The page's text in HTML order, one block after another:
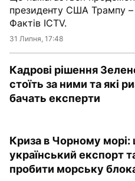
президенту США Трампу –
Фактів ICTV.
31 Липня, 17:48
Криза в Чорному морі:
український експорт
пробити морську
Кадрові рішення
стоїть за ними та які
бачать експерти